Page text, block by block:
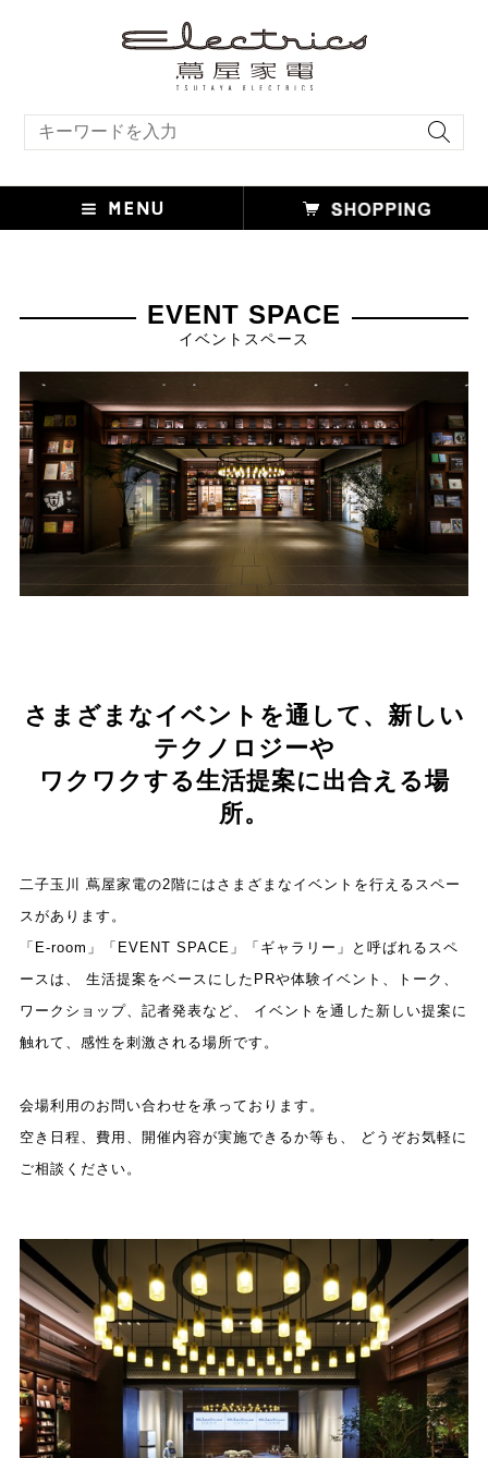
EVENT SPACE
イベントスペース
さまざまなイベントを通して、新しい
テクノロジーや
ワクワクする生活提案に出合える場
所。
二子玉川 蔦屋家電の2階にはさまざまなイベントを行えるスペー
スがあります。
「E-room」「EVENT SPACE」「ギャラリー」と呼ばれるスペ
ースは、
生活提案をベースにしたPRや体験イベント、トーク、
ワークショップ、記者発表など、
イベントを通した新しい提案に
触れて、感性を刺激される場所です。
会場利用のお問い合わせを承っております。
空き日程、費用、開催内容が実施できるか等も、
どうぞお気軽に
ご相談ください。